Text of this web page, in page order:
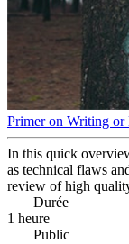
Primer on Writing
In this quick
as technical flaws
review of high
Durée
1 heure
Public